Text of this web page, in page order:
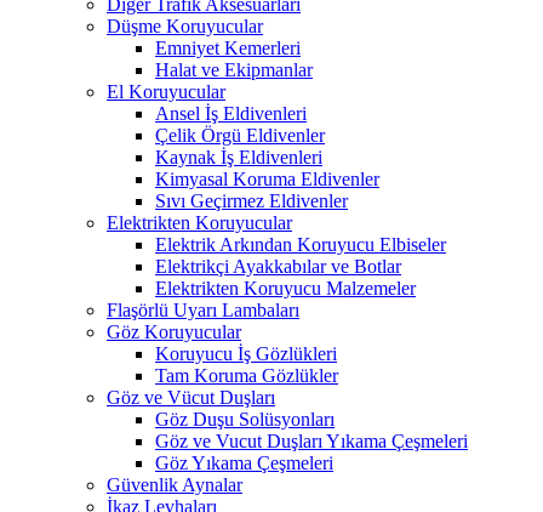
Diğer Trafik Aksesuarları
Düşme Koruyucular
Emniyet Kemerleri
Halat ve Ekipmanlar
El Koruyucular
Ansel İş Eldivenleri
Çelik Örgü Eldivenler
Kaynak İş Eldivenleri
Kimyasal Koruma Eldivenler
Sıvı Geçirmez Eldivenler
Elektrikten Koruyucular
Elektrik Arkından Koruyucu Elbiseler
Elektrikçi Ayakkabılar ve Botlar
Elektrikten Koruyucu Malzemeler
Flaşörlü Uyarı Lambaları
Göz Koruyucular
Koruyucu İş Gözlükleri
Tam Koruma Gözlükler
Göz ve Vücut Duşları
Göz Duşu Solüsyonları
Göz ve Vucut Duşları Yıkama Çeşmeleri
Göz Yıkama Çeşmeleri
Güvenlik Aynalar
İkaz Levhaları